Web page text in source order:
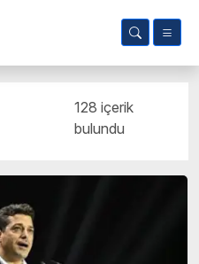
128 içerik
bulundu